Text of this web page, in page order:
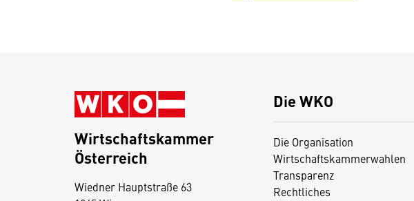
Die WKO
Die Organisation
Wirtschaftskammerwahlen
Transparenz
Rechtliches
Wirtschaftskammer
Österreich
Wiedner Hauptstraße 63